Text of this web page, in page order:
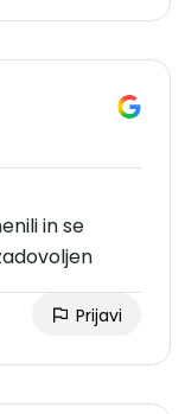
in se
Prijavi